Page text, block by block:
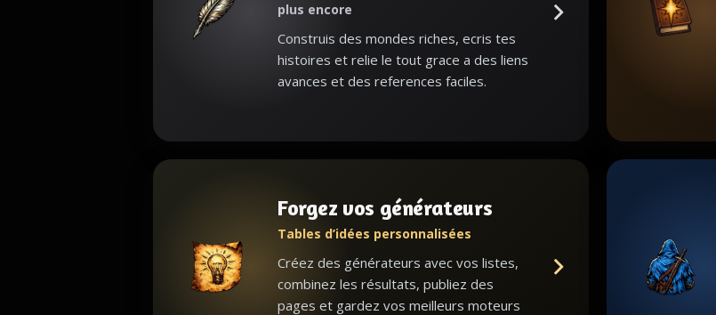
plus encore
Construis des mondes riches, ecris tes
histoires et relie le tout grace a des liens
avances et des references faciles.
Forgez vos générateurs
Tables d’idées personnalisées
Créez des générateurs avec vos listes,
combinez les résultats, publiez des
pages et gardez vos meilleurs moteurs